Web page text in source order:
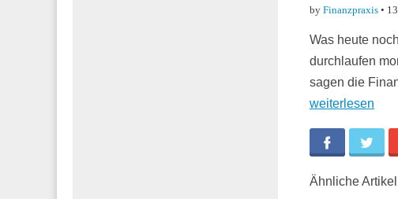
by Finanzpraxis •
Was heute
durchlaufen
sagen die
weiterlesen
Facebook
Ähnliche